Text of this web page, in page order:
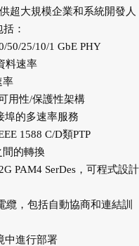
超大規模企業和系統開發人
：
50/25/10/1 GbE PHY
料速率
率
用性/保護性架構
埠的多速率服務
1588 C/D類PTP
間的轉換
PAM4 SerDes，可程式設計
，包括自動協商和連結訓
中進行部署